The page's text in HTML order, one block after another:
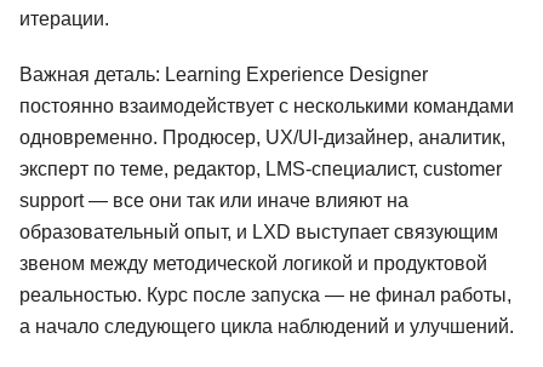
итерации.
Важная деталь: Learning Experience Designer
постоянно взаимодействует с несколькими командами
одновременно. Продюсер, UX/UI-дизайнер, аналитик,
эксперт по теме, редактор, LMS-специалист, customer
support — все они так или иначе влияют на
образовательный опыт, и LXD выступает связующим
звеном между методической логикой и продуктовой
реальностью. Курс после запуска — не финал работы,
а начало следующего цикла наблюдений и улучшений.